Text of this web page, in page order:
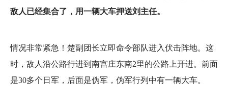
敌人已经集合了，用一辆大车押送刘主任。
情况非常紧急！楚副团长立即命令部队进入伏击阵地。这
时，敌人沿公路行进到南宫庄东南2里的公路上开进。前面
是30多个日军，后面是伪军，伪军行列中有一辆大车。